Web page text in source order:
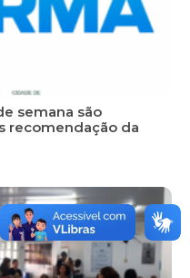
semana são
recomendação da